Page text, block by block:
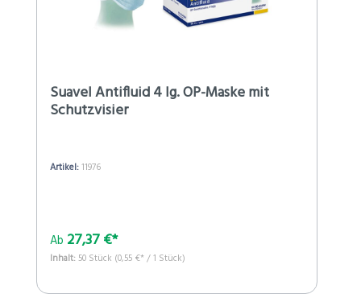
Suavel Antifluid 4 lg. OP-Maske mit
Schutzvisier
Artikel:11976
Ab 27,37 €*
Inhalt:50 Stück (0,55 €* / 1 Stück)